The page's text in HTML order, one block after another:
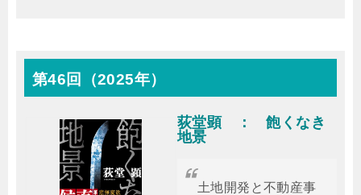
第46回（2025年）
荻堂顕 ： 飽くなき
地景
土地開発と不動産事